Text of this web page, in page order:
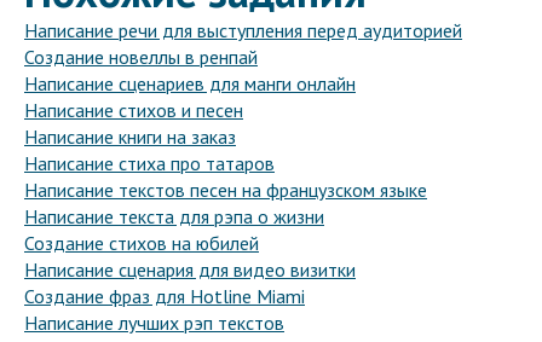
Написание речи для выступления перед аудиторией
Создание новеллы в ренпай
Написание сценариев для манги онлайн
Написание стихов и песен
Написание книги на заказ
Написание стиха про татаров
Написание текстов песен на французском языке
Написание текста для рэпа о жизни
Создание стихов на юбилей
Написание сценария для видео визитки
Создание фраз для Hotline Miami
Написание лучших рэп текстов